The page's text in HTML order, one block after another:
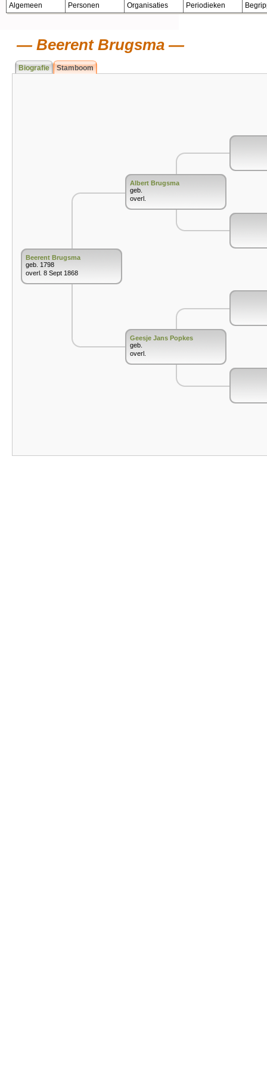
Algemeen Personen Organisaties Periodieken
Beerent Brugsma
Biografie Stamboom
Beerent Brugsma
geb. 1798
overl. 8 Sept 1868
Albert Brugsma
geb.
overl.
Geesje Jans Popkes
geb.
overl.